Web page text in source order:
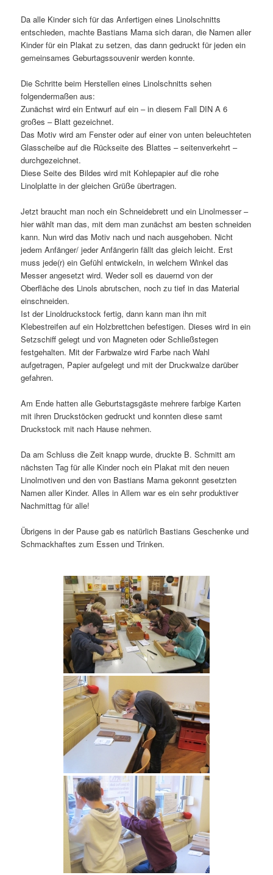
Da alle Kinder sich für das Anfertigen eines Linolschnitts
entschieden, machte Bastians Mama sich daran, die Namen aller
Kinder für ein Plakat zu setzen, das dann gedruckt für jeden ein
gemeinsames Geburtagssouvenir werden konnte.
Die Schritte beim Herstellen eines Linolschnitts sehen
folgendermaßen aus:
Zunächst wird ein Entwurf auf ein – in diesem Fall DIN A 6
großes – Blatt gezeichnet.
Das Motiv wird am Fenster oder auf einer von unten beleuchteten
Glasscheibe auf die Rückseite des Blattes – seitenverkehrt –
durchgezeichnet.
Diese Seite des Bildes wird mit Kohlepapier auf die rohe
Linolplatte in der gleichen Grüße übertragen.
Jetzt braucht man noch ein Schneidebrett und ein Linolmesser –
hier wählt man das, mit dem man zunächst am besten schneiden
kann. Nun wird das Motiv nach und nach ausgehoben. Nicht
jedem Anfänger/ jeder Anfängerin fällt das gleich leicht. Erst
muss jede(r) ein Gefühl entwickeln, in welchem Winkel das
Messer angesetzt wird. Weder soll es dauernd von der
Oberfläche des Linols abrutschen, noch zu tief in das Material
einschneiden.
Ist der Linoldruckstock fertig, dann kann man ihn mit
Klebestreifen auf ein Holzbrettchen befestigen. Dieses wird in ein
Setzschiff gelegt und von Magneten oder Schließstegen
festgehalten. Mit der Farbwalze wird Farbe nach Wahl
aufgetragen, Papier aufgelegt und mit der Druckwalze darüber
gefahren.
Am Ende hatten alle Geburtstagsgäste mehrere farbige Karten
mit ihren Druckstöcken gedruckt und konnten diese samt
Druckstock mit nach Hause nehmen.
Da am Schluss die Zeit knapp wurde, druckte B. Schmitt am
nächsten Tag für alle Kinder noch ein Plakat mit den neuen
Linolmotiven und den von Bastians Mama gekonnt gesetzten
Namen aller Kinder. Alles in Allem war es ein sehr produktiver
Nachmittag für alle!
Übrigens in der Pause gab es natürlich Bastians Geschenke und
Schmackhaftes zum Essen und Trinken.